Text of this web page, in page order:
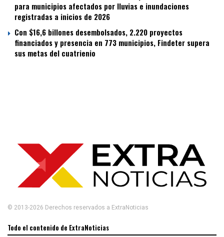
para municipios afectados por lluvias e inundaciones
registradas a inicios de 2026
Con $16,6 billones desembolsados, 2.220 proyectos
financiados y presencia en 773 municipios, Findeter supera
sus metas del cuatrienio
© 2013-2026 Derechos reservados a ExtraNoticias
Todo el contenido de ExtraNoticias